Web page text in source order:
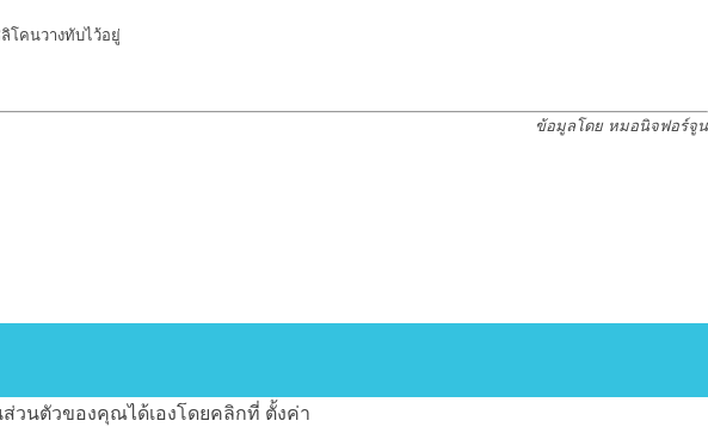
โคนวางทับไว้อยู่
ข้อมูลโดย หมอนิจฟอร์จูน
วนตัวของคุณได้เองโดยคลิกที่ ตั้งค่า